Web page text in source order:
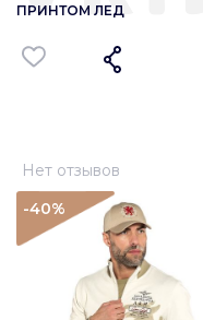
ПРИНТОМ ЛЕД
Нет отзывов
-40%